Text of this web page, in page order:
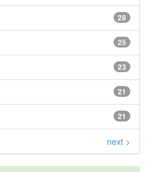
28
25
23
21
21
next >